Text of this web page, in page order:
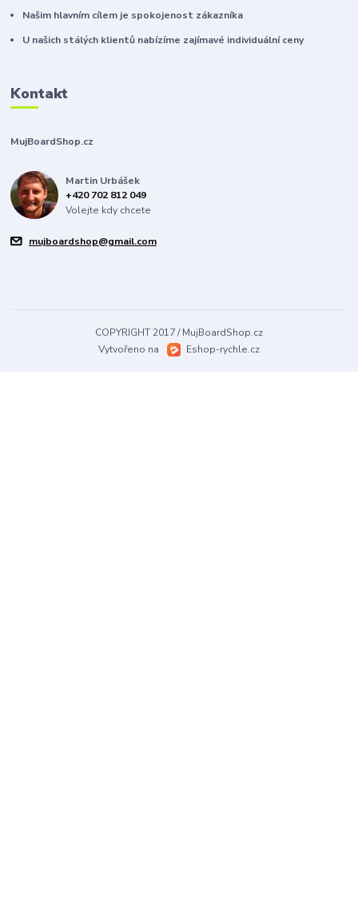
Našim hlavním cílem je spokojenost zákazníka
U našich stálých klientů nabízíme zajímavé individuální ceny
Kontakt
MujBoardShop.cz
Martin Urbášek
+420 702 812 049
Volejte kdy chcete
mujboardshop@gmail.com
COPYRIGHT 2017 / MujBoardShop.cz
Vytvořeno na
Eshop-rychle.cz